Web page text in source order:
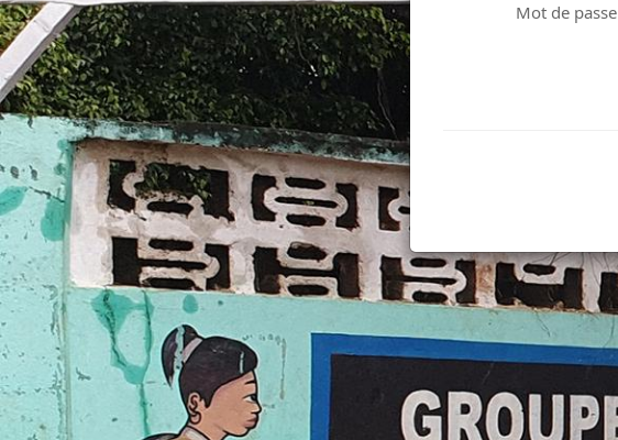
Mot de passe